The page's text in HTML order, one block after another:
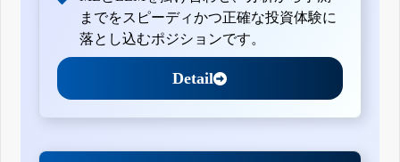
までをスピーディかつ正確な投資体験に
落とし込むポジションです。
Detail